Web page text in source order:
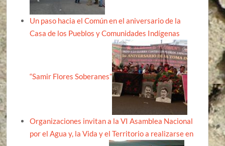
Un paso hacia el Común en el aniversario de la
Casa de los Pueblos y Comunidades Indígenas
“Samir Flores Soberanes”
Organizaciones invitan a la VI Asamblea Nacional
por el Agua y, la Vida y el Territorio a realizarse en